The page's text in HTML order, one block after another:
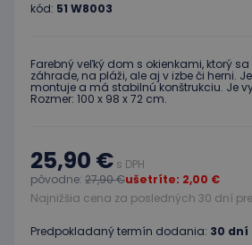
kód: 51 W8003
Farebný veľký dom s okienkami, ktorý
záhrade, na pláži, ale aj v izbe či herni.
montuje a má stabilnú konštrukciu. Je
Rozmer: 100 x 98 x 72 cm.
25,90 € s DPH
pôvodne: 27,90 €ušetríte: 2,00 €
Najnižšia cena za posledných 30 dní
Predpokladaný termín dodania: 30 dní